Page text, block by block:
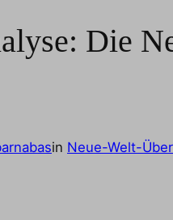
Die
in Neue-Welt-